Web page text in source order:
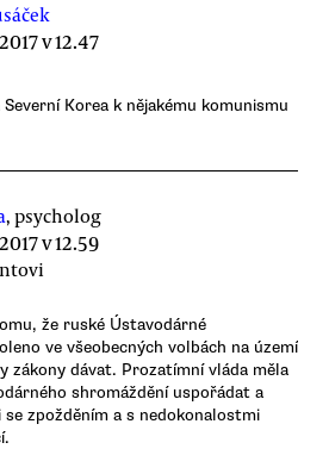
v 12.47
Korea k nějakému komunismu
, psycholog
v 12.59
že ruské Ústavodárné
ve všeobecných volbách na území
dávat. Prozatímní vláda měla
shromáždění uspořádat a
zpožděním a s nedokonalostmi